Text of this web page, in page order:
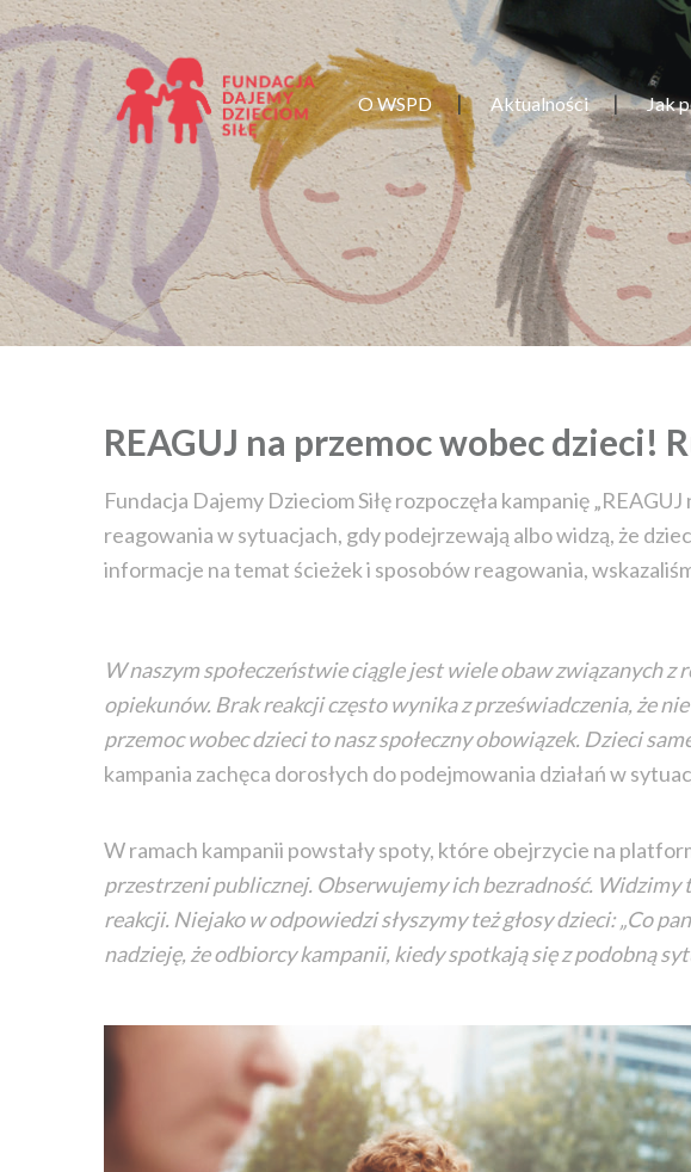
O WSPD Aktualności Jak
REAGUJ na przemoc wobec dzieci!
Fundacja Dajemy Dzieciom Siłę rozpoczęła kampanię
reagowania w sytuacjach, gdy podejrzewają albo widzą, że
informacje na temat ścieżek i sposobów reagowania,
W naszym społeczeństwie ciągle jest wiele obaw związanych
opiekunów. Brak reakcji często wynika z przeświadczenia, że
przemoc wobec dzieci to nasz społeczny obowiązek. Dzieci
kampania zachęca dorosłych do podejmowania działań w
W ramach kampanii powstały spoty, które obejrzycie na
przestrzeni publicznej. Obserwujemy ich bezradność.
reakcji. Niejako w odpowiedzi słyszymy też głosy dzieci: „Co
nadzieję, że odbiorcy kampanii, kiedy spotkają się z podobną